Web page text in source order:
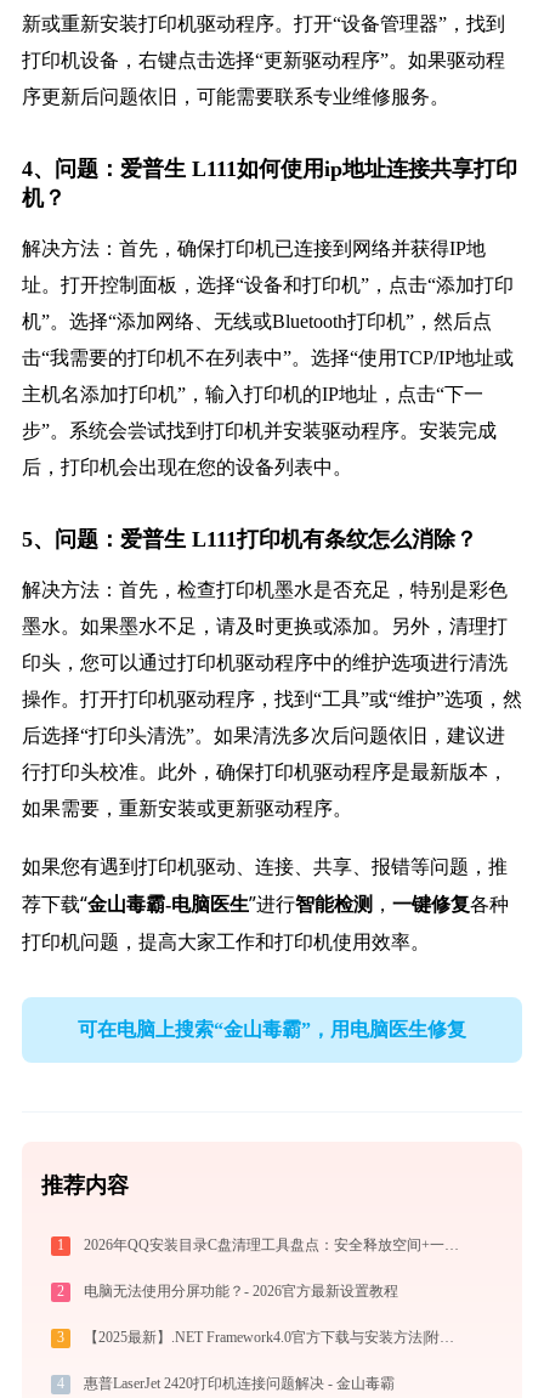
新或重新安装打印机驱动程序。打开“设备管理器”，找到
打印机设备，右键点击选择“更新驱动程序”。如果驱动程
序更新后问题依旧，可能需要联系专业维修服务。
4、问题：爱普生 L111如何使用ip地址连接共享打印
机？
解决方法：首先，确保打印机已连接到网络并获得IP地
址。打开控制面板，选择“设备和打印机”，点击“添加打印
机”。选择“添加网络、无线或Bluetooth打印机”，然后点
击“我需要的打印机不在列表中”。选择“使用TCP/IP地址或
主机名添加打印机”，输入打印机的IP地址，点击“下一
步”。系统会尝试找到打印机并安装驱动程序。安装完成
后，打印机会出现在您的设备列表中。
5、问题：爱普生 L111打印机有条纹怎么消除？
解决方法：首先，检查打印机墨水是否充足，特别是彩色
墨水。如果墨水不足，请及时更换或添加。另外，清理打
印头，您可以通过打印机驱动程序中的维护选项进行清洗
操作。打开打印机驱动程序，找到“工具”或“维护”选项，然
后选择“打印头清洗”。如果清洗多次后问题依旧，建议进
行打印头校准。此外，确保打印机驱动程序是最新版本，
如果需要，重新安装或更新驱动程序。
如果您有遇到打印机驱动、连接、共享、报错等问题，推
荐下载“金山毒霸-电脑医生”进行智能检测， 一键修复各种
打印机问题，提高大家工作和打印机使用效率。
可在电脑上搜索“金山毒霸”，用电脑医生修复
推荐内容
1 2026年QQ安装目录C盘清理工具盘点：安全释放空间+一键迁移到D盘
2 电脑无法使用分屏功能？- 2026官方最新设置教程
3 【2025最新】.NET Framework4.0官方下载与安装方法|附错误解决方案
4 惠普LaserJet 2420打印机连接问题解决 - 金山毒霸